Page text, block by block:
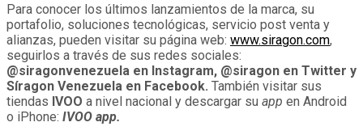
Para conocer los últimos lanzamientos de la marca, su
portafolio, soluciones tecnológicas, servicio post venta y
alianzas, pueden visitar su página web: www.siragon.com,
seguirlos a través de sus redes sociales:
@siragonvenezuela en Instagram, @siragon en Twitter y
Síragon Venezuela en Facebook. También visitar sus
tiendas IVOO a nivel nacional y descargar su app en Android
o iPhone: IVOO app.